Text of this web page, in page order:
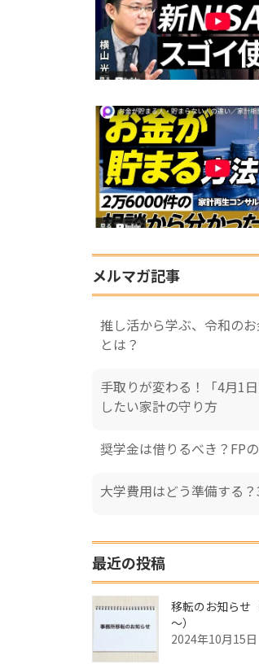
メルマガ記事
推し活から学ぶ、令和の
とは？
手取りが変わる！「4月1
したい家計の守り方
奨学金は借りるべき？FP
大学費用はどう準備する
最近の投稿
移転のお知らせ
～）
2024年10月15日